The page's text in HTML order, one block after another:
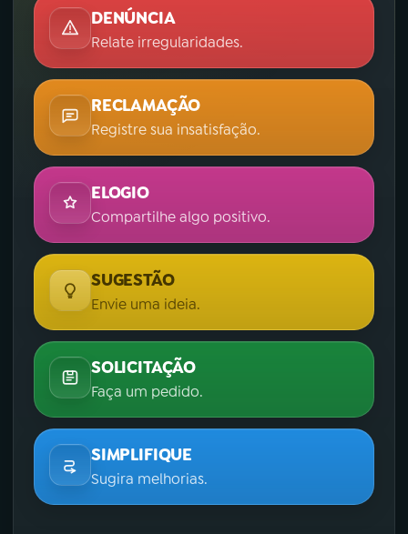
ACOMPANHE A RÁDIO NACIONAL
YouTube Facebook
Instagram
TikTok
DENÚNCIA
Relate irregularidades.
RECLAMAÇÃO
Registre sua insatisfação.
ELOGIO
Compartilhe algo positivo.
SUGESTÃO
Envie uma ideia.
SOLICITAÇÃO
Faça um pedido.
SIMPLIFIQUE
Sugira melhorias.